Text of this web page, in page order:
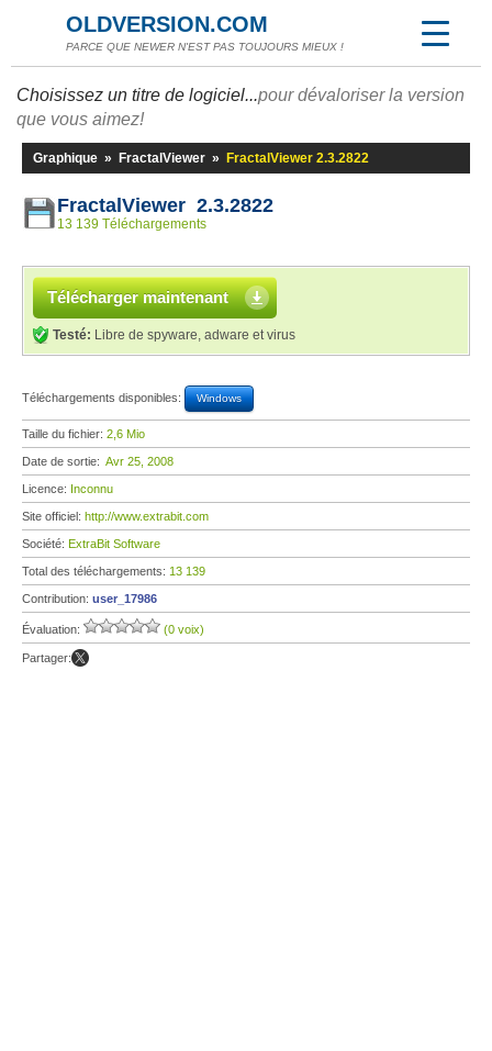
OLDVERSION.COM
PARCE QUE NEWER N'EST PAS TOUJOURS MIEUX !
Choisissez un titre de logiciel...pour dévaloriser la version
que vous aimez!
Graphique » FractalViewer » FractalViewer 2.3.2822
FractalViewer 2.3.2822
13 139 Téléchargements
Télécharger maintenant
Testé: Libre de spyware, adware et virus
Téléchargements disponibles: Windows
Taille du fichier: 2,6 Mio
Date de sortie: Avr 25, 2008
Licence: Inconnu
Site officiel: http://www.extrabit.com
Société: ExtraBit Software
Total des téléchargements: 13 139
Contribution: user_17986
Évaluation: (0 voix)
Partager: